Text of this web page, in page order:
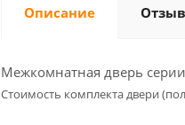
Описание
Межкомнатная дверь серии
Cтоимость комплекта двери